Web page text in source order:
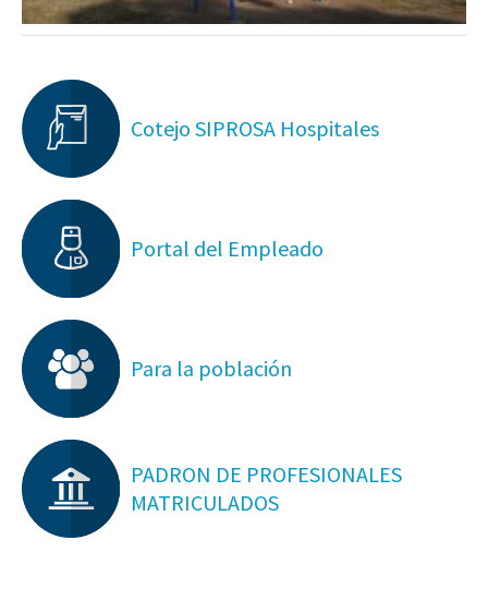
Cotejo SIPROSA Hospitales
Portal del Empleado
Para la población
PADRON DE PROFESIONALES
MATRICULADOS